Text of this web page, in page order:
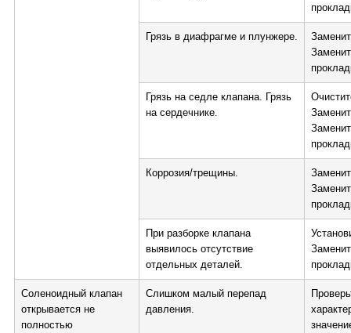
Грязь в диафрагме и плунжере.
Грязь на седле клапана. Грязь
на сердечнике.
Коррозия/трещины.
При разборке клапана
выявилось отсутствие
отдельных деталей.
Соленоидный клапан
открывается не
полностью
Слишком малый перепад
давления.